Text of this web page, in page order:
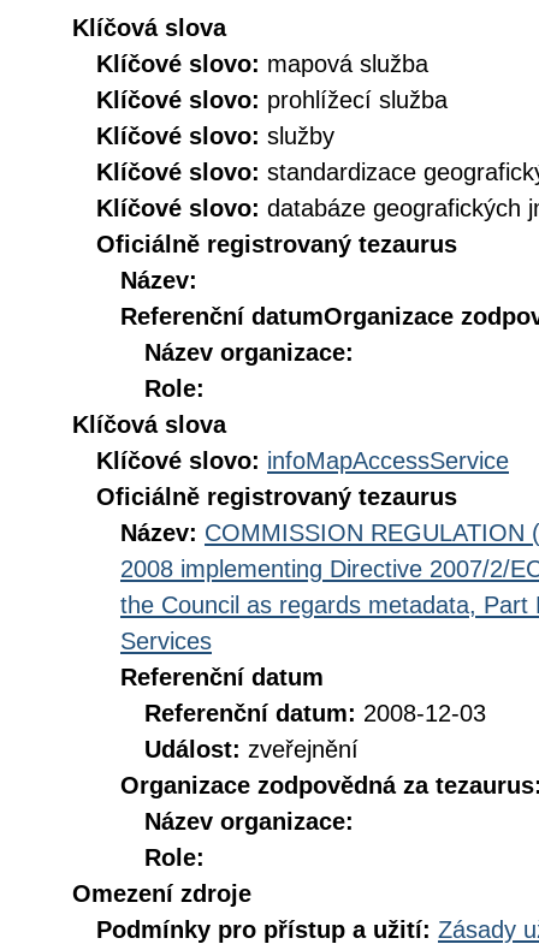
Klíčová slova
Klíčové slovo: mapová služba
Klíčové slovo: prohlížecí služba
Klíčové slovo: služby
Klíčové slovo: standardizace
Klíčové slovo: databáze geografických
Oficiálně registrovaný tezaurus
Název:
Referenční datumOrganizace
Název organizace:
Role:
Klíčová slova
Klíčové slovo: infoMapAccessService
Oficiálně registrovaný tezaurus
Název: COMMISSION REGULATION
2008 implementing Directive 2007/2/
the Council as regards metadata,
Services
Referenční datum
Referenční datum: 2008-12-03
Událost: zveřejnění
Organizace zodpovědná za
Název organizace:
Role:
Omezení zdroje
Podmínky pro přístup a užití: Zásady